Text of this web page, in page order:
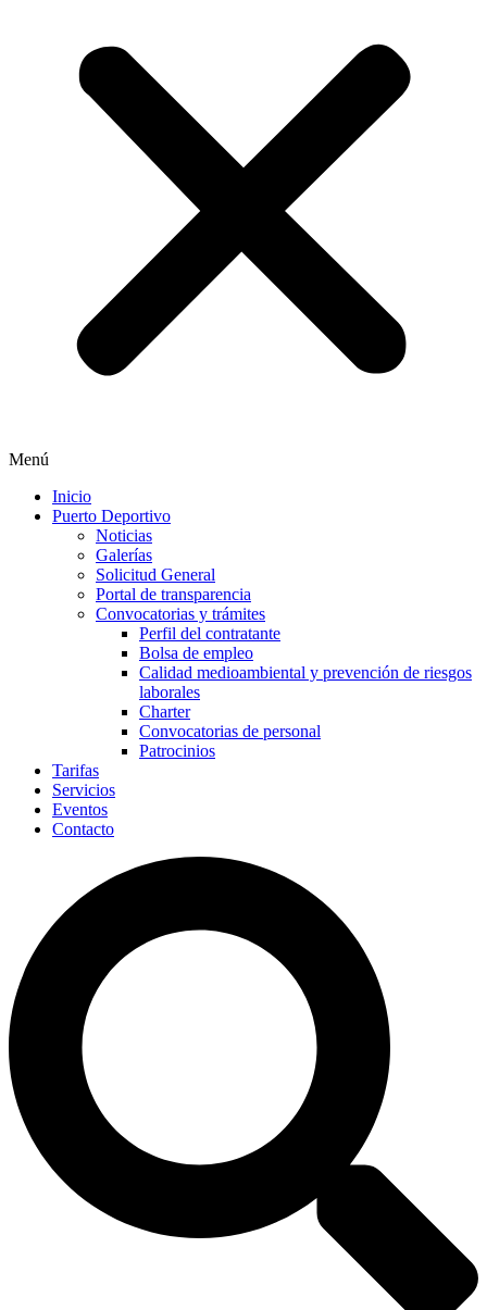
Menú
Inicio
Puerto Deportivo
Noticias
Galerías
Solicitud General
Portal de transparencia
Convocatorias y trámites
Perfil del contratante
Bolsa de empleo
Calidad medioambiental y prevención de riesgos
laborales
Charter
Convocatorias de personal
Patrocinios
Tarifas
Servicios
Eventos
Contacto